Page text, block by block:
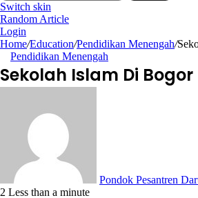
Switch skin
Random Article
Login
Home/Education/Pendidikan Menengah/
Pendidikan Menengah
Sekolah Islam Di
Pondok Pesantren
2 Less than a minute